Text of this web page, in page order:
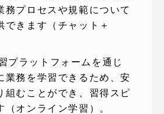
務プロセスや規範について
できます（チャット＋
プラットフォームを通じ
業務を学習できるため、安
組むことができ、習得スピ
（オンライン学習）。